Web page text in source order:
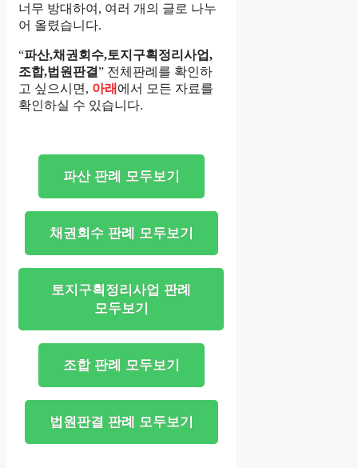
너무 방대하여, 여러 개의 글로 나누
어 올렸습니다.
“파산,채권회수,토지구획정리사업,
조합,법원판결” 전체판례를 확인하
고 싶으시면, 아래 에서 모든 자료를
확인하실 수 있습니다.
파산 판례 모두보기
채권회수 판례 모두보기
토지구획정리사업 판례
모두보기
조합 판례 모두보기
법원판결 판례 모두보기